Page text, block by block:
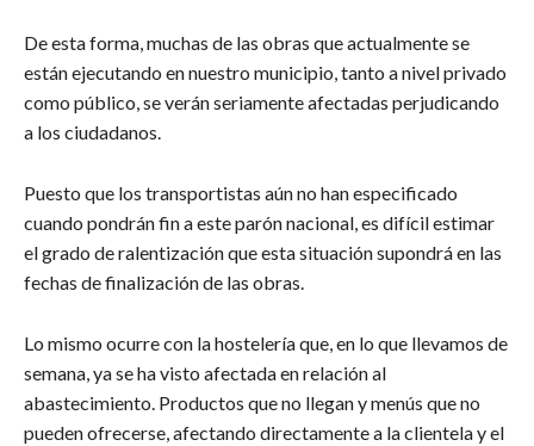
De esta forma, muchas de las obras que actualmente se
están ejecutando en nuestro municipio, tanto a nivel privado
como público, se verán seriamente afectadas perjudicando
a los ciudadanos.
Puesto que los transportistas aún no han especificado
cuando pondrán fin a este parón nacional, es difícil estimar
el grado de ralentización que esta situación supondrá en las
fechas de finalización de las obras.
Lo mismo ocurre con la hostelería que, en lo que llevamos de
semana, ya se ha visto afectada en relación al
abastecimiento. Productos que no llegan y menús que no
pueden ofrecerse, afectando directamente a la clientela y el